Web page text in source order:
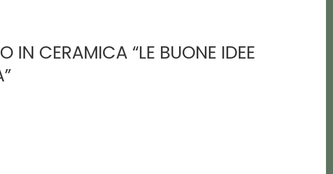
IN CERAMICA “LE BUONE IDEE